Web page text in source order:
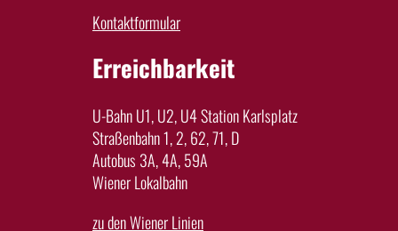
Kontaktformular
Erreichbarkeit
U-Bahn U1, U2, U4 Station Karlsplatz
Straßenbahn 1, 2, 62, 71, D
Autobus 3A, 4A, 59A
Wiener Lokalbahn
zu den Wiener Linien